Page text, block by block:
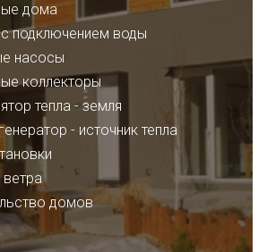
дома
подключением воды
насосы
коллекторы
тепла - земля
- источник тепла
ветра
домов